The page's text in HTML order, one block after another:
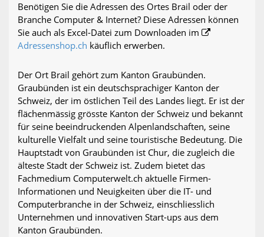
Benötigen Sie die Adressen des Ortes Brail oder der
Branche Computer & Internet? Diese Adressen können
Sie auch als Excel-Datei zum Downloaden im
Adressenshop.ch käuflich erwerben.
Der Ort Brail gehört zum Kanton Graubünden.
Graubünden ist ein deutschsprachiger Kanton der
Schweiz, der im östlichen Teil des Landes liegt. Er ist der
flächenmässig grösste Kanton der Schweiz und bekannt
für seine beeindruckenden Alpenlandschaften, seine
kulturelle Vielfalt und seine touristische Bedeutung. Die
Hauptstadt von Graubünden ist Chur, die zugleich die
älteste Stadt der Schweiz ist. Zudem bietet das
Fachmedium Computerwelt.ch aktuelle Firmen-
Informationen und Neuigkeiten über die IT- und
Computerbranche in der Schweiz, einschliesslich
Unternehmen und innovativen Start-ups aus dem
Kanton Graubünden.